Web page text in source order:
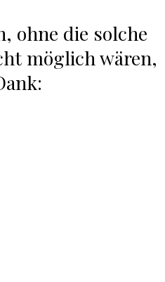
ohne die solche
möglich wären,